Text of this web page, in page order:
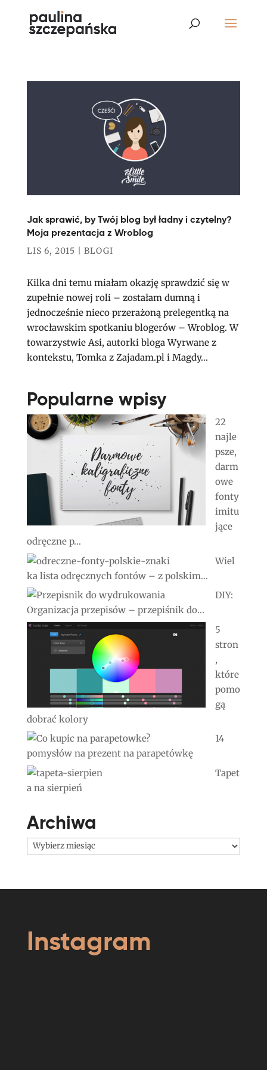
Jak sprawić, by Twój blog był ładny i czytelny?
Moja prezentacja z Wroblog
LIS 6, 2015 BLOGI
Kilka dni temu miałam okazję sprawdzić się w
zupełnie nowej roli – zostałam dumną i
jednocześnie nieco przerażoną prelegentką na
wrocławskim spotkaniu blogerów – Wroblog. W
towarzystwie Asi, autorki bloga Wyrwane z
kontekstu, Tomka z Zajadam.pl i Magdy...
Popularne wpisy
22
najle
psze,
darm
owe
fonty
imitu
jące
odręczne p...
Wiel
ka lista odręcznych fontów – z polskim...
DIY:
Organizacja przepisów – przepiśnik do...
5
stron
,
które
pomo
gą
dobrać kolory
14
pomysłów na prezent na parapetówkę
Tapet
a na sierpień
Archiwa
Archiwa
Instagram